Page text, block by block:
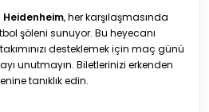
Heidenheim, her karşılaşmasında
şöleni sunuyor. Bu heyecanı
desteklemek için maç günü
unutmayın. Biletlerinizi erkenden
tanıklık edin.